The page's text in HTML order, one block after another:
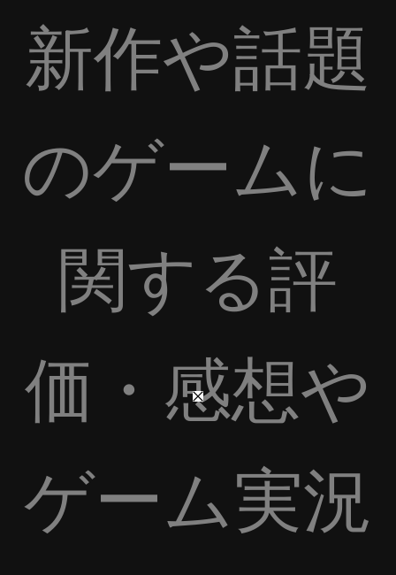
新作や話題
のゲームに
関する評
価・感想や
ゲーム実況